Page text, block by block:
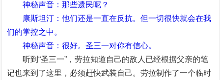
神秘声音：那些遗民呢？
康斯坦汀：他们还是一直在反抗。但一切很快就会在我
们的掌控之中。
神秘声音：很好。圣三一对你有信心。
听到“圣三一”，劳拉知道自己的敌人已经根据父亲的笔
记也来到了这里，必须赶快武装自己。劳拉制作了一个临时